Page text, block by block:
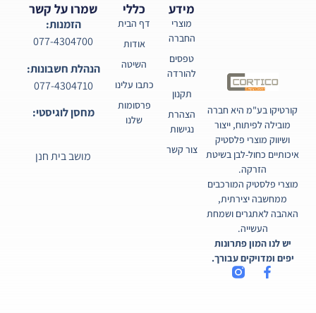
קורטיקו בע"מ היא חברה
מובילה לפיתוח, ייצור
ושיווק מוצרי פלסטיק
איכותיים כחול-לבן בשיטת
הזרקה.
מוצרי פלסטיק המורכבים
ממחשבה יצירתית,
האהבה לאתגרים ושמחת
העשייה.
יש לנו המון פתרונות
יפים ומדויקים עבורך.
כללי
דף הבית
אודות
השיטה
כתבו עלינו
פרסומות
שלנו
מידע
מוצרי
החברה
טפסים
להורדה
תקנון
הצהרת
נגישות
צור קשר
שמרו על קשר
הזמנות:
077-4304700
הנהלת חשבונות:
077-4304710
מחסן לוגיסטי:
מושב בית חנן